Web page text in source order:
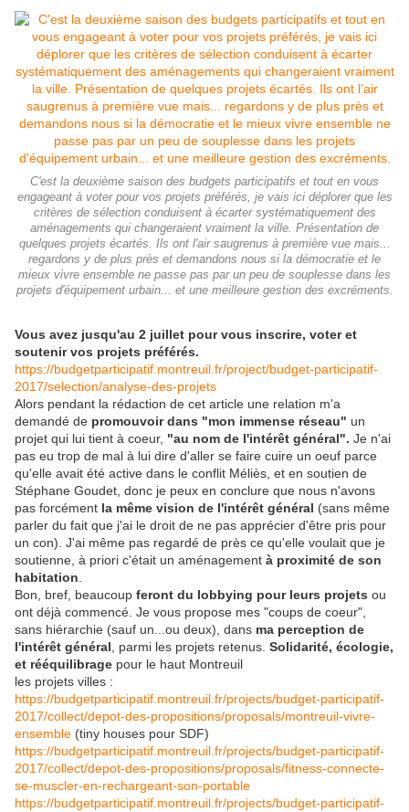
C'est la deuxième saison des budgets participatifs et tout en vous
engageant à voter pour vos projets préférés, je vais ici déplorer que les
critères de sélection conduisent à écarter systématiquement des
aménagements qui changeraient vraiment la ville. Présentation de
quelques projets écartés. Ils ont l'air saugrenus à première vue mais...
regardons y de plus près et demandons nous si la démocratie et le
mieux vivre ensemble ne passe pas par un peu de souplesse dans les
projets d'équipement urbain... et une meilleure gestion des excréments.
Vous avez jusqu'au 2 juillet pour vous inscrire, voter et
soutenir vos projets préférés.
https://budgetparticipatif.montreuil.fr/project/budget-participatif-
2017/selection/analyse-des-projets
Alors pendant la rédaction de cet article une relation m'a
demandé de promouvoir dans "mon immense réseau" un
projet qui lui tient à coeur, "au nom de l'intérêt général". Je n'ai
pas eu trop de mal à lui dire d'aller se faire cuire un oeuf parce
qu'elle avait été active dans le conflit Méliès, et en soutien de
Stéphane Goudet, donc je peux en conclure que nous n'avons
pas forcément la même vision de l'intérêt général (sans même
parler du fait que j'ai le droit de ne pas apprécier d'être pris pour
un con). J'ai même pas regardé de près ce qu'elle voulait que je
soutienne, à priori c'était un aménagement à proximité de son
habitation
Bon, bref, beaucoup feront du lobbying pour leurs projets ou
ont déjà commencé. Je vous propose mes "coups de coeur",
sans hiérarchie (sauf un...ou deux), dans ma perception de
l'intérêt général , parmi les projets retenus. Solidarité, écologie,
et rééquilibrage pour le haut Montreuil
les projets villes :
https://budgetparticipatif.montreuil.fr/projects/budget-participatif-
2017/collect/depot-des-propositions/proposals/montreuil-vivre-
ensemble (tiny houses pour SDF)
https://budgetparticipatif.montreuil.fr/projects/budget-participatif-
2017/collect/depot-des-propositions/proposals/fitness-connecte-
se-muscler-en-rechargeant-son-portable
https://budgetparticipatif.montreuil.fr/projects/budget-participatif-